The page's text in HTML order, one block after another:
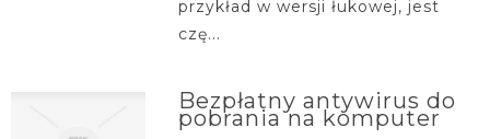
przykład w wersji łukowej, jest
czę...
Bezpłatny antywirus do
pobrania na komputer